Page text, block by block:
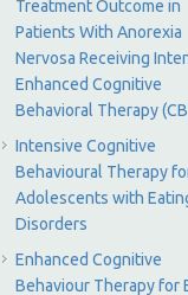
Treatment Outcome in
Patients With Anorexia
Nervosa Receiving
Enhanced Cognitive
Behavioral Therapy
Intensive Cognitive
Behavioural Therapy
Adolescents with
Disorders
Enhanced Cognitive
Behaviour Therapy for